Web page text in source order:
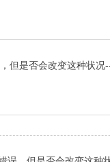
是否会改变这种状况